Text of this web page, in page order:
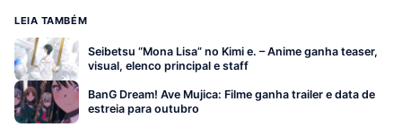
LEIA TAMBÉM
Seibetsu “Mona Lisa” no Kimi e. – Anime ganha teaser,
visual, elenco principal e staff
BanG Dream! Ave Mujica: Filme ganha trailer e data de
estreia para outubro